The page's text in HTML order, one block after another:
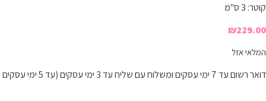
קוטר: 3 ס"מ
₪229.00
המלאי אזל
דואר רשום עד 7 ימי עסקים ומשלוח עם שליח עד 3 ימי עסקים (עד 5 ימי עסקים לישובים מרוחקים)